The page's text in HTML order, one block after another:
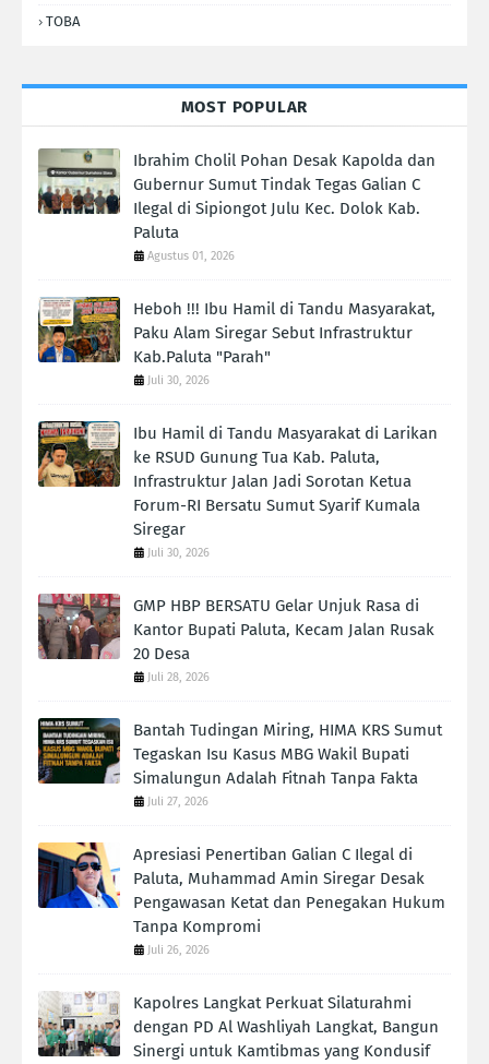
TOBA
MOST POPULAR
Ibrahim Cholil Pohan Desak Kapolda dan
Gubernur Sumut Tindak Tegas Galian C
Ilegal di Sipiongot Julu Kec. Dolok Kab.
Paluta
Agustus 01, 2026
Heboh !!! Ibu Hamil di Tandu Masyarakat,
Paku Alam Siregar Sebut Infrastruktur
Kab.Paluta "Parah"
Juli 30, 2026
Ibu Hamil di Tandu Masyarakat di Larikan
ke RSUD Gunung Tua Kab. Paluta,
Infrastruktur Jalan Jadi Sorotan Ketua
Forum-RI Bersatu Sumut Syarif Kumala
Siregar
Juli 30, 2026
GMP HBP BERSATU Gelar Unjuk Rasa di
Kantor Bupati Paluta, Kecam Jalan Rusak
20 Desa
Juli 28, 2026
Bantah Tudingan Miring, HIMA KRS Sumut
Tegaskan Isu Kasus MBG Wakil Bupati
Simalungun Adalah Fitnah Tanpa Fakta
Juli 27, 2026
Apresiasi Penertiban Galian C Ilegal di
Paluta, Muhammad Amin Siregar Desak
Pengawasan Ketat dan Penegakan Hukum
Tanpa Kompromi
Juli 26, 2026
Kapolres Langkat Perkuat Silaturahmi
dengan PD Al Washliyah Langkat, Bangun
Sinergi untuk Kamtibmas yang Kondusif